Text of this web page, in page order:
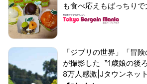
も食べ応えもばっちりで
「ジブリの世界」「冒
が撮影した〝1歳娘の後
8万人感激|Jタウンネット